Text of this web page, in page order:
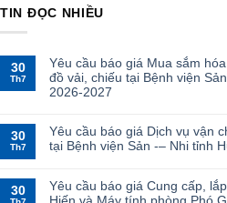
TIN ĐỌC NHIỀU
30
Th7
Yêu cầu báo giá Mua sắm
đồ vải, chiếu tại Bệnh viện
2026-2027
30
Th7
Yêu cầu báo giá Dịch vụ vận
tại Bệnh viện Sản -– Nhi tỉnh
30
Yêu cầu báo giá Cung cấp,